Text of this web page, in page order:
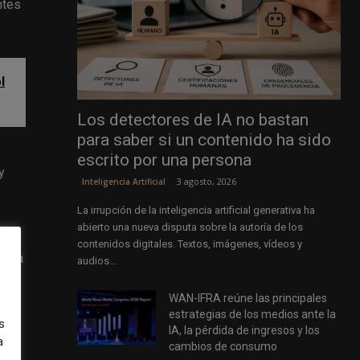
la
Los detectores de IA no bastan
para saber si un contenido ha sido
escrito por una persona
Inteligencia Artificial 3 agosto, 2026
La irrupción de la inteligencia artificial generativa ha
abierto una nueva disputa sobre la autoría de los
contenidos digitales. Textos, imágenes, vídeos y
audios...
WAN-IFRA reúne las principales
estrategias de los medios ante la
IA, la pérdida de ingresos y los
cambios de consumo